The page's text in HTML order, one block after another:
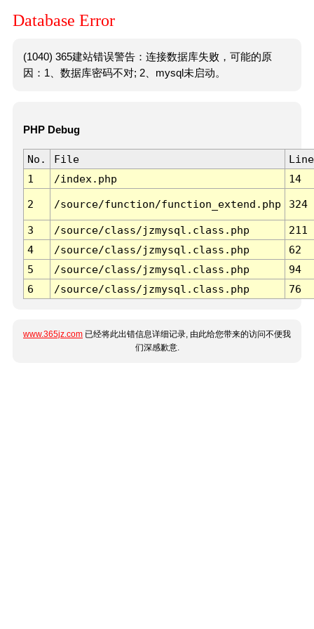
Database Error
(1040) 365建站错误警告：连接数据库失败，可能的原
因：1、数据库密码不对; 2、mysql未启动。
PHP Debug
No. File
Line
1
/index.php 14
2 /source/function/function_extend.php 324
3 /source/class/jzmysql.class.php
211
4
/source/class/jzmysql.class.php
62
5
/source/class/jzmysql.class.php
94
6
/source/class/jzmysql.class.php 76
www.365jz.com 已经将此出错信息详细记录, 由此给您带来的访问不便我
们深感歉意.